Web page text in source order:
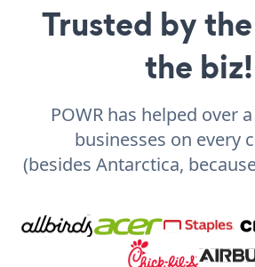
Trusted by
the biz!
POWR has helped over
businesses on every
(besides Antarctica,